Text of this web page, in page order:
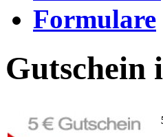
Formulare
Gutschein